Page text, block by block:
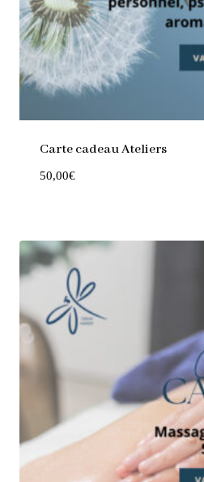
Carte cadeau Ateliers
50,00€